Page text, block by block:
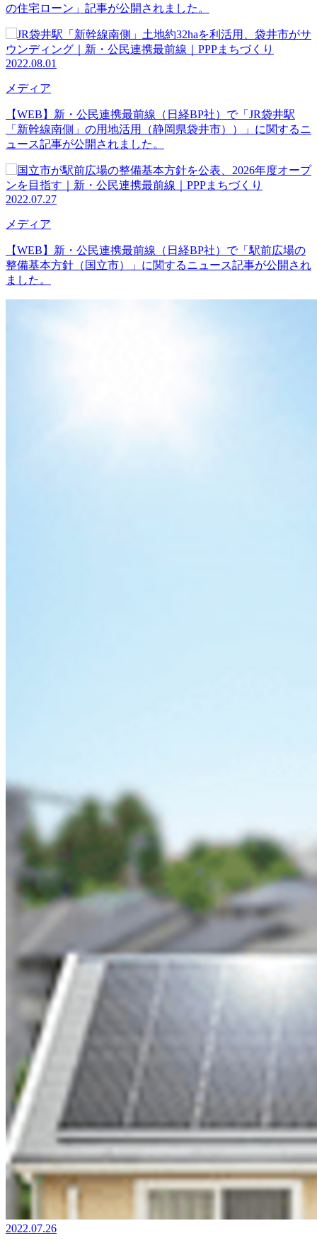
の住宅ローン」記事が公開されました。
2022.08.01
メディア
【WEB】新・公民連携最前線（日経BP社）で「JR袋井駅
「新幹線南側」の用地活用（静岡県袋井市））」に関するニ
ュース記事が公開されました。
2022.07.27
メディア
【WEB】新・公民連携最前線（日経BP社）で「駅前広場の
整備基本方針（国立市）」に関するニュース記事が公開され
ました。
2022.07.26